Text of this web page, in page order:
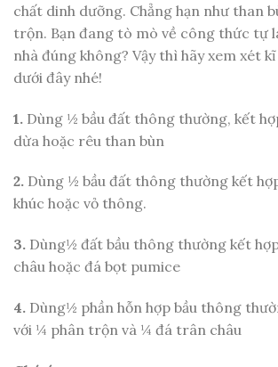
chất dinh dưỡng. Chẳng hạn như than
trộn. Bạn đang tò mò về công thức tự
nhà đúng không? Vậy thì hãy xem xét
dưới đây nhé!
1. Dùng ½ bầu đất thông thường, kết
dừa hoặc rêu than bùn
2. Dùng ½ bầu đất thông thường kết
khúc hoặc vỏ thông.
3. Dùng½ đất bầu thông thường kết
châu hoặc đá bọt pumice
4. Dùng½ phần hỗn hợp bầu thông
với ¼ phân trộn và ¼ đá trân châu